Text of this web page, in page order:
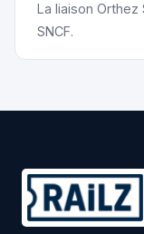
La liaison
SNCF.